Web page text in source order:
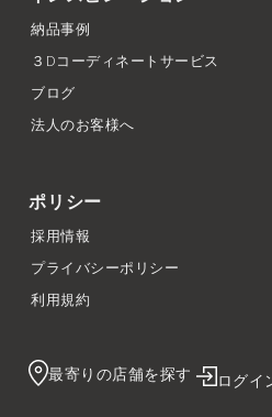
納品事例
３Dコーディネートサービス
ブログ
法人のお客様へ
ポリシー
採用情報
プライバシーポリシー
利用規約
最寄りの店舗を探す ログイ